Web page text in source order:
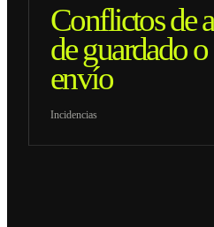
Conflictos de
de guardado
envío
Incidencias